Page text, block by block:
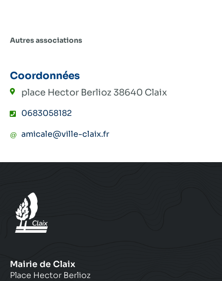
Autres associations
Coordonnées
place Hector Berlioz 38640 Claix
0683058182
amicale@ville-claix.fr
Mairie de Claix
Place Hector Berlioz